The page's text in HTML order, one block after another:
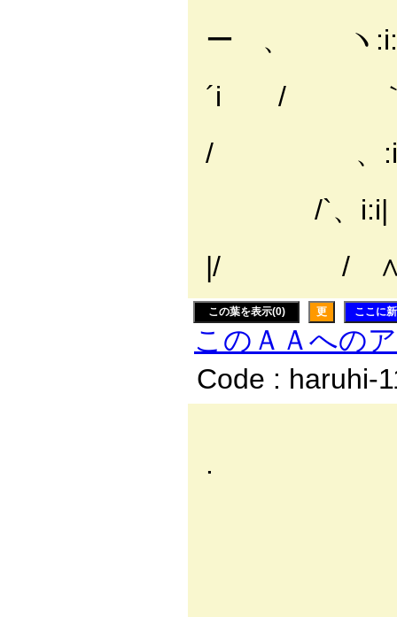
ー 、
´i /
/ 、
/`
|/ /
この葉を表示(0) 更 ここに
このＡＡへの
Code : haruhi-
. ,